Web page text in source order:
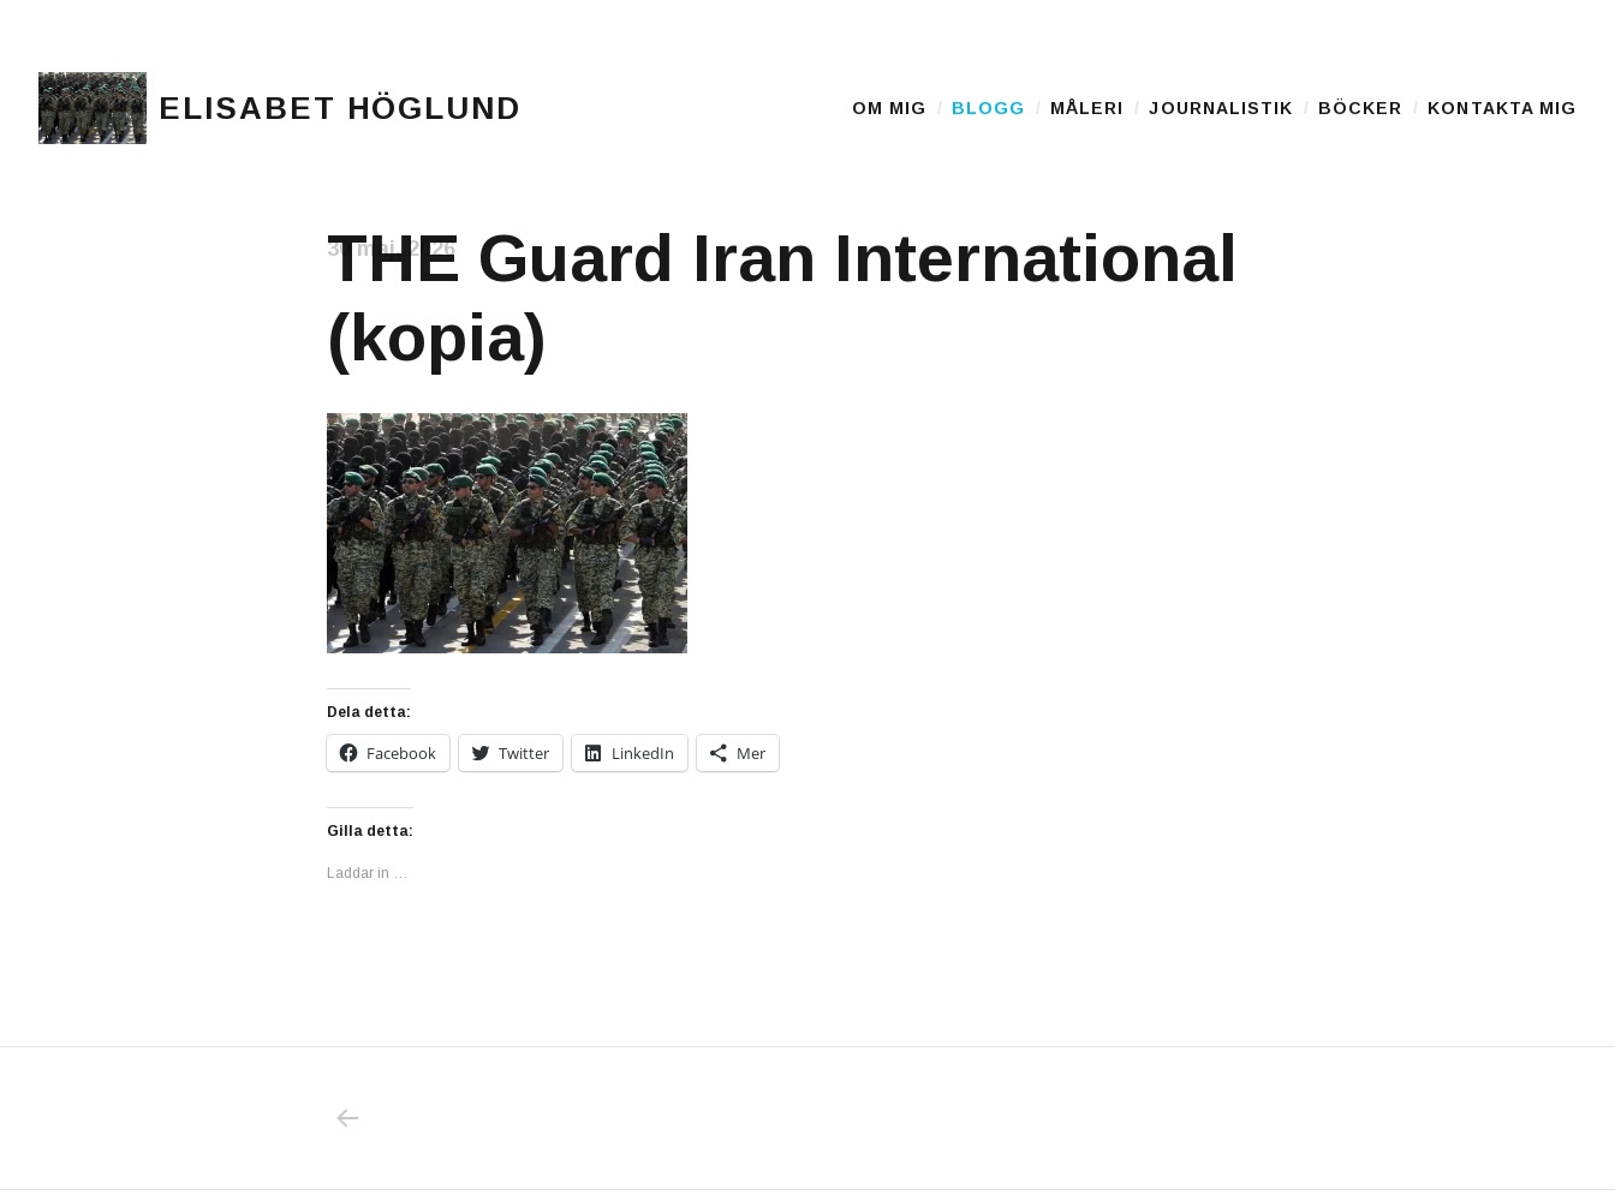
ELISABET HÖGLUND Main Menu
OM MIG BLOGG MÅLERI JOURNALISTIK BÖCKER KONTAKTA MIG
THE Guard Iran International
(kopia)
30 maj, 2026
Dela detta:
Facebook Twitter LinkedIn Mer
Gilla detta:
Laddar in …